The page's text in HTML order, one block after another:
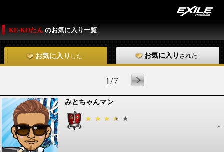
KE-KOたん のお気に入り一覧
お気に入り した お気に入り された
1/7
みとちゃんマン